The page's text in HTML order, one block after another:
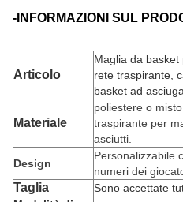
-INFORMAZIONI SUL
Articolo
Maglia da basket
rete traspirante,
basket ad
Materiale
poliestere o
traspirante per
asciutti.
Design
Personalizzabile
numeri dei
Taglia
Sono accettate